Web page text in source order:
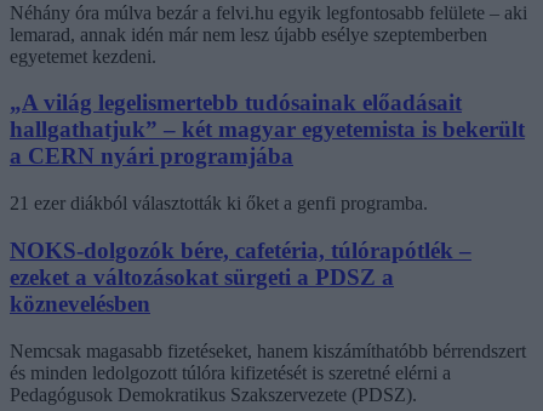
Néhány óra múlva bezár a felvi.hu egyik legfontosabb felülete – aki
lemarad, annak idén már nem lesz újabb esélye szeptemberben
egyetemet kezdeni.
„A világ legelismertebb tudósainak előadásait
hallgathatjuk” – két magyar egyetemista is bekerült
a CERN nyári programjába
21 ezer diákból választották ki őket a genfi programba.
NOKS-dolgozók bére, cafetéria, túlórapótlék –
ezeket a változásokat sürgeti a PDSZ a
köznevelésben
Nemcsak magasabb fizetéseket, hanem kiszámíthatóbb bérrendszert
és minden ledolgozott túlóra kifizetését is szeretné elérni a
Pedagógusok Demokratikus Szakszervezete (PDSZ).